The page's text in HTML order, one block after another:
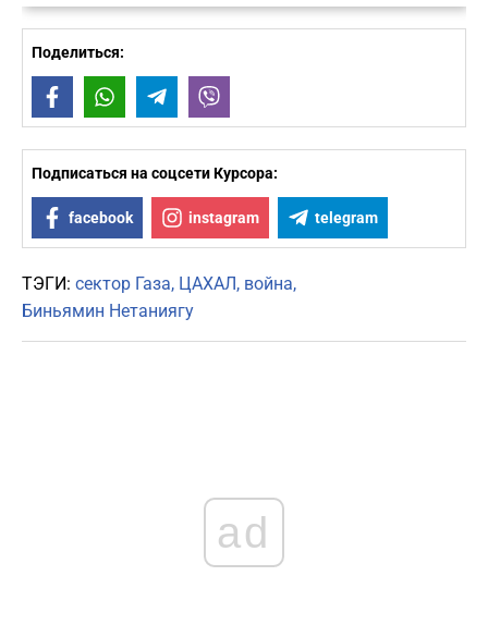
Поделиться:
FacebookWhatsAppTelegram
Подписаться на соцсети Курсора:
facebook instagram telegram
ТЭГИ: сектор Газа ЦАХАЛ война
Биньямин Нетаниягу
ad